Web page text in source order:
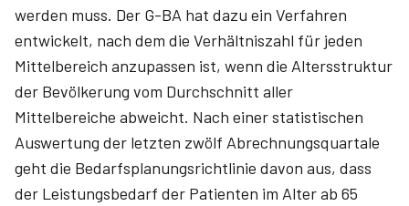
werden muss. Der G-BA hat dazu ein Verfahren
entwickelt, nach dem die Verhältniszahl für jeden
Mittelbereich anzupassen ist, wenn die Altersstruktur
der Bevölkerung vom Durchschnitt aller
Mittelbereiche abweicht. Nach einer statistischen
Auswertung der letzten zwölf Abrechnungsquartale
geht die Bedarfsplanungsrichtlinie davon aus, dass
der Leistungsbedarf der Patienten im Alter ab 65